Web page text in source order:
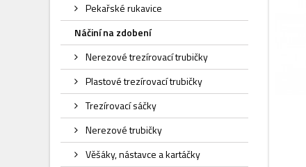
Pekařské rukavice
Náčiní na zdobení
Nerezové trezírovací trubičky
Plastové trezírovací trubičky
Trezírovací sáčky
Nerezové trubičky
Věšáky, nástavce a kartáčky